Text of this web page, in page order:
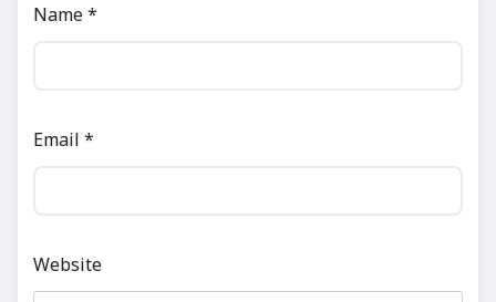
Name*
Email *
Website